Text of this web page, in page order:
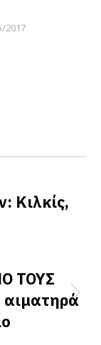
2017
Κιλκίς,
ΤΟΥΣ